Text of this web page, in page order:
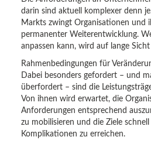
darin sind aktuell komplexer denn
Markts zwingt Organisationen und
permanenter Weiterentwicklung.
anpassen kann, wird auf lange
Rahmenbedingungen für
Dabei besonders gefordert – und
überfordert – sind die
Von ihnen wird erwartet, die
Anforderungen entsprechend
zu mobilisieren und die Ziele
Komplikationen zu erreichen.